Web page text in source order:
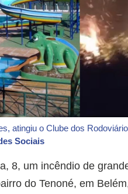
atingiu o Clube dos
Sociais
8, um incêndio de
do Tenoné, em